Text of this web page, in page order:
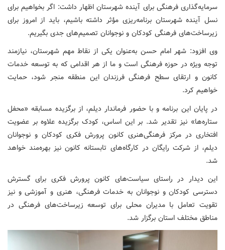
سرمایه‌گذاری فرهنگی برای آینده شهرستان اظهار داشت: اگر بخواهیم برای
نسل آینده شهرستان برنامه‌ریزی مؤثر داشته باشیم، باید از امروز برای
زیرساخت‌های فرهنگی کودکان و نوجوانان تصمیم‌های جدی بگیریم.
وی افزود: شهر امام حسن به‌عنوان یکی از نقاط مهم شهرستان، نیازمند
توجه ویژه در حوزه فرهنگی است و ما از هر اقدامی که به توسعه خدمات
کانون و ارتقای سطح فرهنگی فرزندان این منطقه منجر شود، حمایت
خواهیم کرد.
در پایان این برنامه و با حضور فرماندار دیلم، از برگزیده مسابقه «محفل
ستاره‌ها» نیز تقدیر شد. بر این اساس، کودک برگزیده علاوه بر عضویت
افتخاری در مرکز فرهنگی‌هنری کانون پرورش فکری کودکان و نوجوانان
دیلم، از شرکت رایگان در کارگاه‌های تابستانه کانون نیز بهره‌مند خواهد
شد.
این دیدار در راستای سیاست‌های کانون پرورش فکری برای گسترش
دسترسی کودکان و نوجوانان به خدمات فرهنگی، هنری و آموزشی و نیز
تقویت تعامل با مدیران محلی برای توسعه زیرساخت‌های فرهنگی در
مناطق مختلف استان برگزار شد.